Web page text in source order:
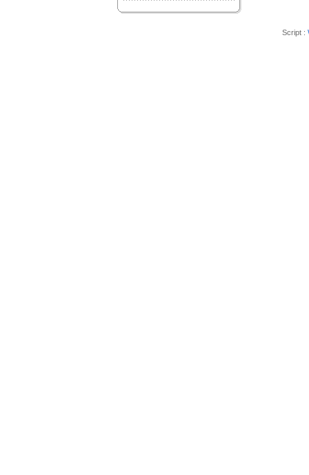
Script :